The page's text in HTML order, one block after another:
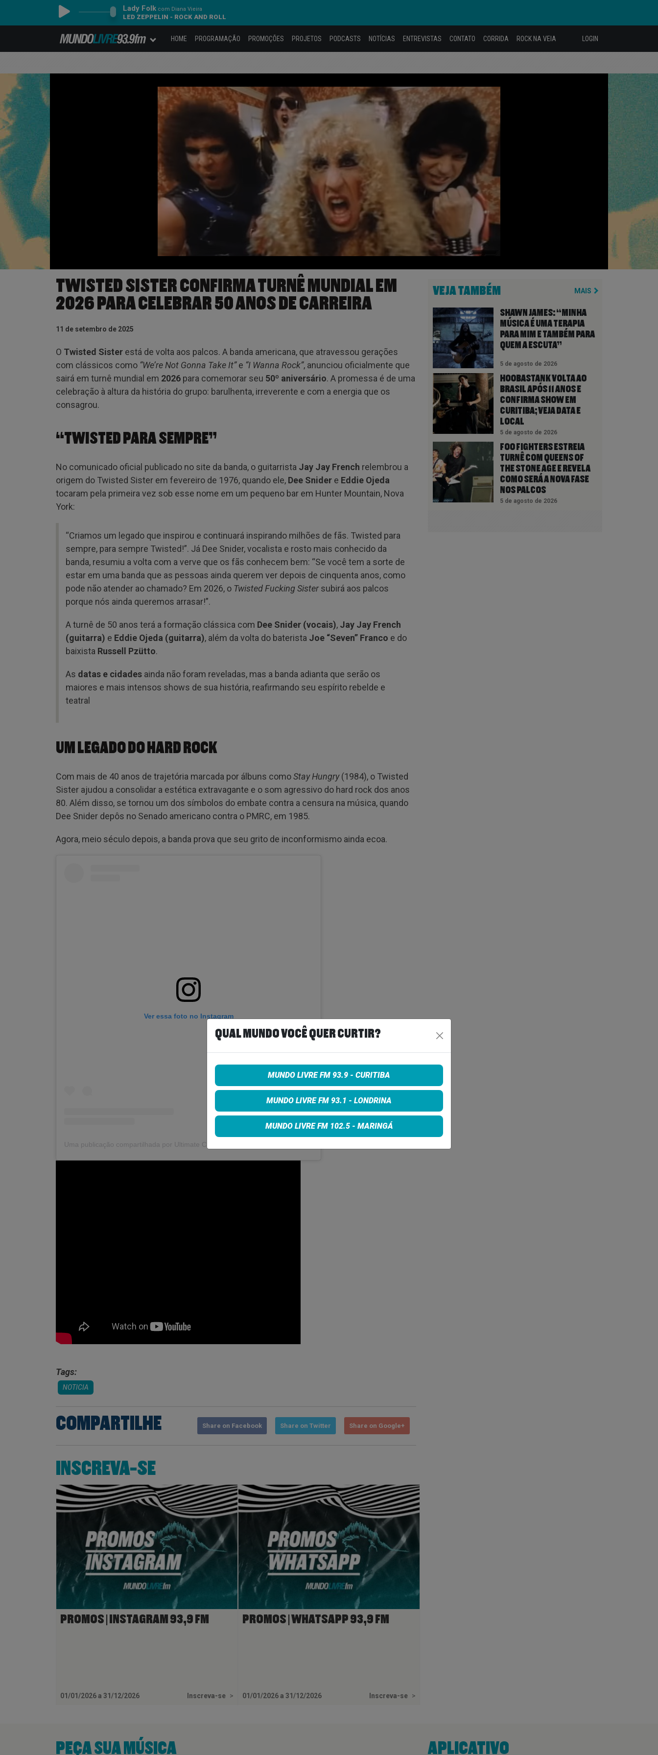
Lady Folk com Diana Vieira
LED ZEPPELIN - ROCK AND ROLL
HOME PROGRAMAÇÃO PROMOÇÕES PROJETOS PODCASTS NOTÍCIAS ENTREVISTAS CONTATO CORRIDA ROCK NA VEIA LOGIN
TWISTED SISTER CONFIRMA TURNÊ MUNDIAL EM
2026 PARA CELEBRAR 50 ANOS DE CARREIRA
11 de setembro de 2025
O Twisted Sister está de volta aos palcos. A banda americana, que atravessou gerações
com clássicos como “We’re Not Gonna Take It”e “I Wanna Rock”, anunciou oficialmente que
sairá em turnê mundial em 2026 para comemorar seu 50º aniversário. A promessa é de uma
celebração à altura da história do grupo: barulhenta, irreverente e com a energia que os
consagrou.
“TWISTED PARA SEMPRE”
No comunicado oficial publicado no site da banda, o guitarrista Jay Jay French relembrou a
origem do Twisted Sister em fevereiro de 1976, quando ele, Dee Snider e Eddie Ojeda
tocaram pela primeira vez sob esse nome em um pequeno bar em Hunter Mountain, Nova
York:
“Criamos um legado que inspirou e continuará inspirando milhões de fãs. Twisted para
sempre, para sempre Twisted!”. Já Dee Snider, vocalista e rosto mais conhecido da
banda, resumiu a volta com a verve que os fãs conhecem bem: “Se você tem a sorte de
estar em uma banda que as pessoas ainda querem ver depois de cinquenta anos, como
pode não atender ao chamado? Em 2026, o Twisted Fucking Sistersubirá aos palcos
porque nós ainda queremos arrasar!”.
A turnê de 50 anos terá a formação clássica com Dee Snider (vocais), Jay Jay French
(guitarra) e Eddie Ojeda (guitarra), além da volta do baterista Joe “Seven” Franco e do
baixista Russell Pzütto.
As datas e cidades ainda não foram reveladas, mas a banda adianta que serão os
maiores e mais intensos shows de sua história, reafirmando seu espírito rebelde e
teatral
UM LEGADO DO HARD ROCK
Com mais de 40 anos de trajetória marcada por álbuns comoStay Hungry(1984), o Twisted
Sister ajudou a consolidar a estética extravagante e o som agressivo do hard rock dos anos
80. Além disso, se tornou um dos símbolos do embate contra a censura na música, quando
Dee Snider depôs no Senado americano contra o PMRC, em 1985.
Agora, meio século depois, a banda prova que seu grito de inconformismo ainda ecoa.
Ver essa foto no Instagram
Tags:
NOTICIA
COMPARTILHE Share on Facebook Share on Twitter Share on Google+
VEJA TAMBÉM MAIS
SHAWN JAMES: “MINHA
MÚSICA É UMA TERAPIA
PARA MIM E TAMBÉM PARA
QUEM A ESCUTA”
5 de agosto de 2026
HOOBASTANK VOLTA AO
BRASIL APÓS 11 ANOS E
CONFIRMA SHOW EM
CURITIBA; VEJA DATA E
LOCAL
5 de agosto de 2026
FOO FIGHTERS ESTREIA
TURNÊ COM QUEENS OF
THE STONE AGE E REVELA
COMO SERÁ A NOVA FASE
NOS PALCOS
5 de agosto de 2026
INSCREVA-SE
PROMOS | INSTAGRAM 93,9 FM
01/01/2026 a 31/12/2026 Inscreva-se >
PROMOS | WHATSAPP 93,9 FM
01/01/2026 a 31/12/2026 Inscreva-se >
PEÇA SUA MÚSICA APLICATIVO
QUAL MUNDO VOCÊ QUER CURTIR?
MUNDO LIVRE FM 93.9 - CURITIBA
MUNDO LIVRE FM 93.1 - LONDRINA
MUNDO LIVRE FM 102.5 - MARINGÁ